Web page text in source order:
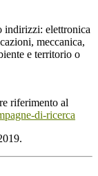
indirizzi: elettronica
meccanica,
e territorio o
riferimento al
di-ricerca